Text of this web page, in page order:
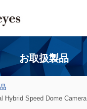
お取扱製品
Hybrid Speed Dome Camera